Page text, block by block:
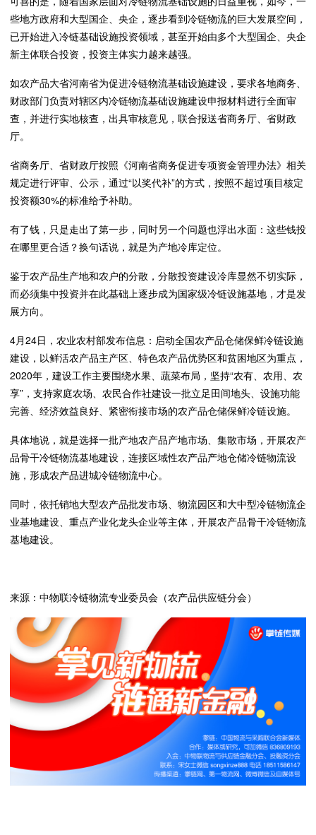
些地方政府和大型国企、央企，逐步看到冷链物流的巨大发展空间，
已开始进入冷链基础设施投资领域，甚至开始由多个大型国企、央企
新主体联合投资，投资主体实力越来越强。
如农产品大省河南省为促进冷链物流基础设施建设，要求各地商务、
财政部门负责对辖区内冷链物流基础设施建设申报材料进行全面审
查，并进行实地核查，出具审核意见，联合报送省商务厅、省财政
厅。
省商务厅、省财政厅按照《河南省商务促进专项资金管理办法》相关
规定进行评审、公示，通过“以奖代补”的方式，按照不超过项目核定
投资额30%的标准给予补助。
有了钱，只是走出了第一步，同时另一个问题也浮出水面：这些钱投
在哪里更合适？换句话说，就是为产地冷库定位。
鉴于农产品生产地和农户的分散，分散投资建设冷库显然不切实际，
而必须集中投资并在此基础上逐步成为国家级冷链设施基地，才是发
展方向。
4月24日，农业农村部发布信息：启动全国农产品仓储保鲜冷链设施
建设，以鲜活农产品主产区、特色农产品优势区和贫困地区为重点，
2020年，建设工作主要围绕水果、蔬菜布局，坚持“农有、农用、农
享”，支持家庭农场、农民合作社建设一批立足田间地头、设施功能
完善、经济效益良好、紧密衔接市场的农产品仓储保鲜冷链设施。
具体地说，就是选择一批产地农产品产地市场、集散市场，开展农产
品骨干冷链物流基地建设，连接区域性农产品产地仓储冷链物流设
施，形成农产品进城冷链物流中心。
同时，依托销地大型农产品批发市场、物流园区和大中型冷链物流企
业基地建设、重点产业化龙头企业等主体，开展农产品骨干冷链物流
基地建设。
来源：中物联冷链物流专业委员会（农产品供应链分会）